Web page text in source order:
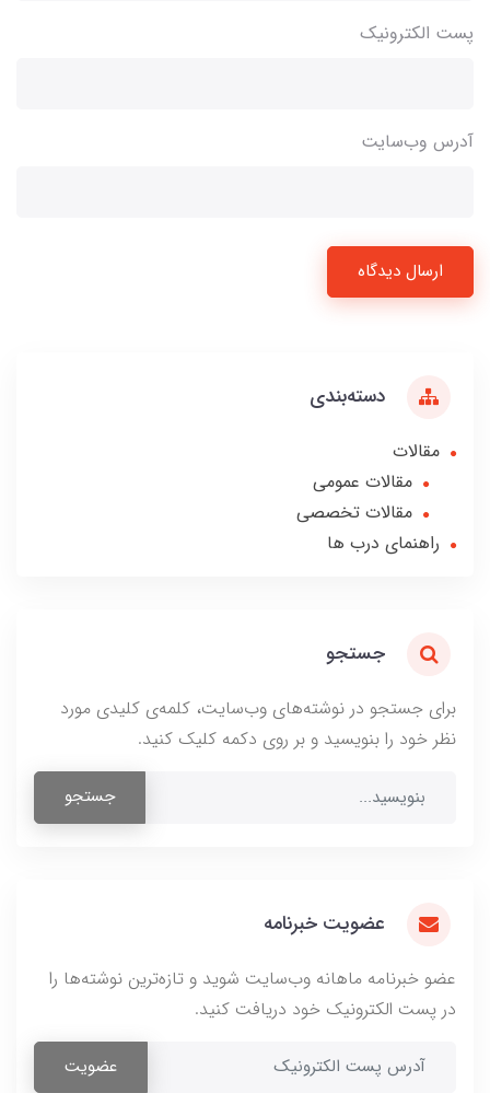
پست الکترونیک
آدرس وب‌سایت
ارسال دیدگاه
دسته‌بندی
مقالات
مقالات عمومی
مقالات تخصصی
راهنمای درب ها
جستجو
برای جستجو در نوشته‌های وب‌سایت، کلمه‌ی کلیدی مورد
نظر خود را بنویسید و بر روی دکمه کلیک کنید.
جستجو
عضویت خبرنامه
عضو خبرنامه ماهانه وب‌سایت شوید و تازه‌ترین نوشته‌ها را
در پست الکترونیک خود دریافت کنید.
عضویت